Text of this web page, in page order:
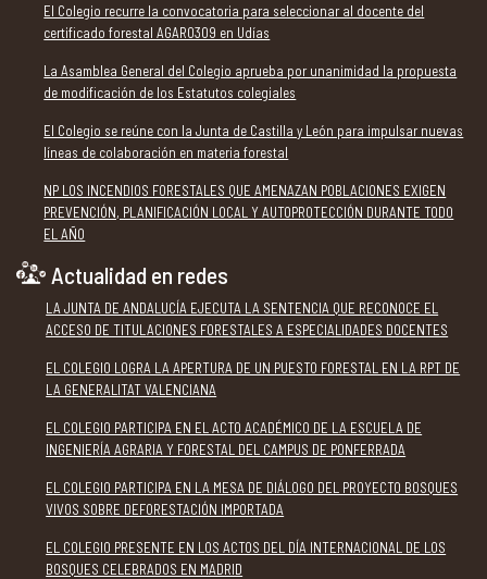
El Colegio recurre la convocatoria para seleccionar al docente del
certificado forestal AGAR0309 en Udías
La Asamblea General del Colegio aprueba por unanimidad la propuesta
de modificación de los Estatutos colegiales
El Colegio se reúne con la Junta de Castilla y León para impulsar nuevas
líneas de colaboración en materia forestal
NP LOS INCENDIOS FORESTALES QUE AMENAZAN POBLACIONES EXIGEN
PREVENCIÓN, PLANIFICACIÓN LOCAL Y AUTOPROTECCIÓN DURANTE TODO
EL AÑO
Actualidad en redes
LA JUNTA DE ANDALUCÍA EJECUTA LA SENTENCIA QUE RECONOCE EL
ACCESO DE TITULACIONES FORESTALES A ESPECIALIDADES DOCENTES
EL COLEGIO LOGRA LA APERTURA DE UN PUESTO FORESTAL EN LA RPT DE
LA GENERALITAT VALENCIANA
EL COLEGIO PARTICIPA EN EL ACTO ACADÉMICO DE LA ESCUELA DE
INGENIERÍA AGRARIA Y FORESTAL DEL CAMPUS DE PONFERRADA
EL COLEGIO PARTICIPA EN LA MESA DE DIÁLOGO DEL PROYECTO BOSQUES
VIVOS SOBRE DEFORESTACIÓN IMPORTADA
EL COLEGIO PRESENTE EN LOS ACTOS DEL DÍA INTERNACIONAL DE LOS
BOSQUES CELEBRADOS EN MADRID